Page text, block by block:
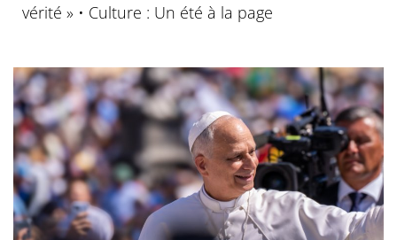
vérité » • Culture : Un été à la page